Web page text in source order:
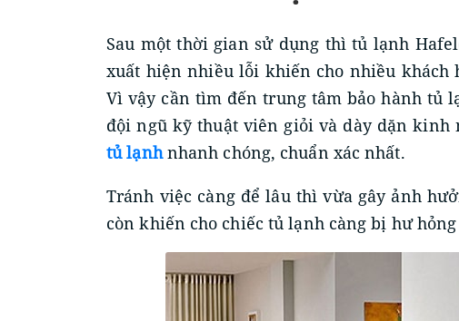
Sau một thời gian sử dụng thì tủ lạnh
xuất hiện nhiều lỗi khiến cho nhiều khách
Vì vậy cần tìm đến trung tâm bảo hành tủ
đội ngũ kỹ thuật viên giỏi và dày dặn kinh
tủ lạnhnhanh chóng, chuẩn xác nhất.
Tránh việc càng để lâu thì vừa gây ảnh
còn khiến cho chiếc tủ lạnh càng bị hư